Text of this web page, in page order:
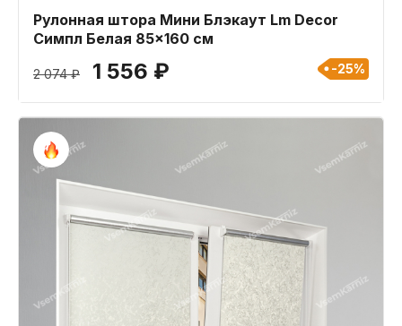
Рулонная штора Мини Блэкаут Lm Decor
Симпл Белая 85x160 см
2 074 ₽ 1 556 ₽ -25%